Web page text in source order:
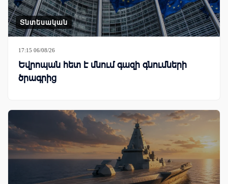
Տնտեսական
17:15 06/08/26
Եվրոպան հետ է մնում գազի գնումների
ծրագրից